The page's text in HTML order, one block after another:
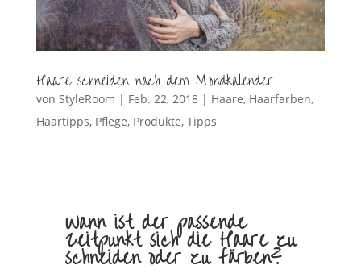
Haare schneiden nach dem Mondkalender
von StyleRoom | Feb. 22, 2018| Haare, Haarfarben,
Haartipps, Pflege, Produkte, Tipps
Wann ist der passende
Zeitpunkt sich die Haare zu
schneiden oder zu färben?